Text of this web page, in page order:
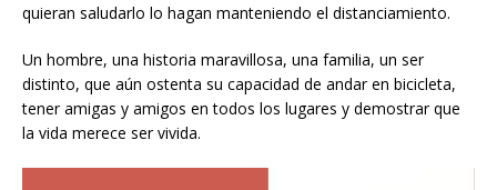
quieran saludarlo lo hagan manteniendo el distanciamiento.
Un hombre, una historia maravillosa, una familia, un ser
distinto, que aún ostenta su capacidad de andar en bicicleta,
tener amigas y amigos en todos los lugares y demostrar que
la vida merece ser vivida.